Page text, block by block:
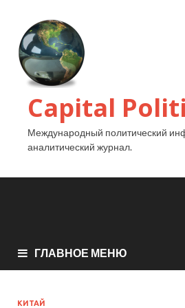
Capital
Международный политический
аналитический журнал.
ГЛАВНОЕ МЕНЮ
КИТАЙ